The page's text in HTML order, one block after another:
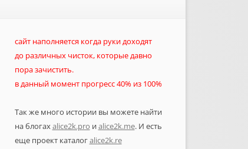
сайт наполняется когда руки доходят
до различных чисток, которые давно
пора зачистить.
в данный момент прогресс 40% из 100%
Так же много истории вы можете найти
на блогахalice2k.pro иalice2k.me. И есть
еще проект каталогalice2k.re